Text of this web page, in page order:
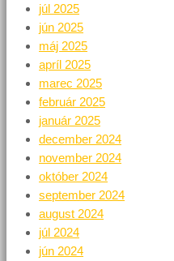
júl 2025
jún 2025
máj 2025
apríl 2025
marec 2025
február 2025
január 2025
december 2024
november 2024
október 2024
september 2024
august 2024
júl 2024
jún 2024